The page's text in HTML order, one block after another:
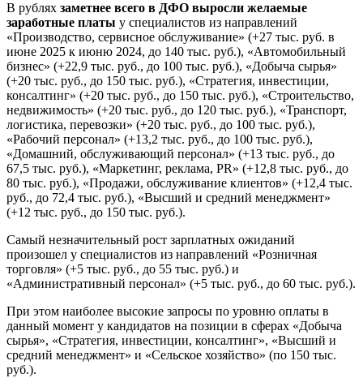
В рублях заметнее всего в ДФО выросли желаемые
заработные платы у специалистов из направлений
«Производство, сервисное обслуживание» (+27 тыс. руб. в
июне 2025 к июню 2024, до 140 тыс. руб.), «Автомобильный
бизнес» (+22,9 тыс. руб., до 100 тыс. руб.), «Добыча сырья»
(+20 тыс. руб., до 150 тыс. руб.), «Стратегия, инвестиции,
консалтинг» (+20 тыс. руб., до 150 тыс. руб.), «Строительство,
недвижимость» (+20 тыс. руб., до 120 тыс. руб.), «Транспорт,
логистика, перевозки» (+20 тыс. руб., до 100 тыс. руб.),
«Рабочий персонал» (+13,2 тыс. руб., до 100 тыс. руб.),
«Домашний, обслуживающий персонал» (+13 тыс. руб., до
67,5 тыс. руб.), «Маркетинг, реклама, PR» (+12,8 тыс. руб., до
80 тыс. руб.), «Продажи, обслуживание клиентов» (+12,4 тыс.
руб., до 72,4 тыс. руб.), «Высший и средний менеджмент»
(+12 тыс. руб., до 150 тыс. руб.).
Самый незначительный рост зарплатных ожиданий
произошел у специалистов из направлений «Розничная
торговля» (+5 тыс. руб., до 55 тыс. руб.) и
«Административный персонал» (+5 тыс. руб., до 60 тыс. руб.).
При этом наиболее высокие запросы по уровню оплаты в
данный момент у кандидатов на позиции в сферах «Добыча
сырья», «Стратегия, инвестиции, консалтинг», «Высший и
средний менеджмент» и «Сельское хозяйство» (по 150 тыс.
руб.).